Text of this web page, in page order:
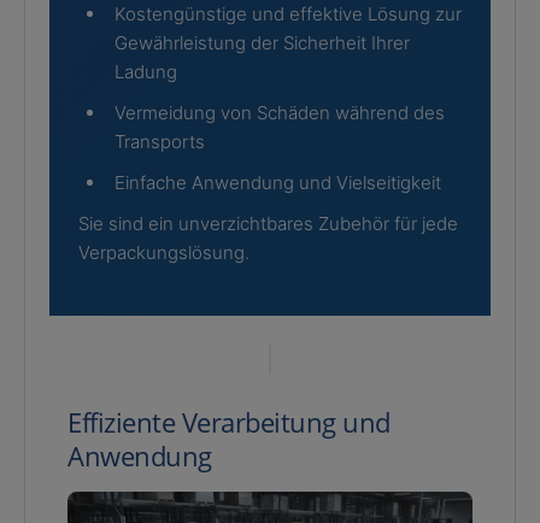
Kostengünstige und effektive Lösung zur
Gewährleistung der Sicherheit Ihrer
Ladung
Vermeidung von Schäden während des
Transports
Einfache Anwendung und Vielseitigkeit
Sie sind ein unverzichtbares Zubehör für jede
Verpackungslösung.
Effiziente Verarbeitung und
Anwendung